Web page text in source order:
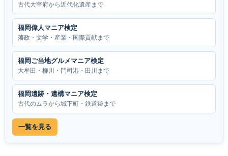
古代大宰府から近代化遺産まで
福岡偉人マニア検定
藩政・文学・産業・国際貢献まで
福岡ご当地グルメマニア検定
大牟田・柳川・門司港・田川まで
福岡遺跡・遺構マニア検定
古代のムラから城下町・鉄道跡まで
一覧を見る